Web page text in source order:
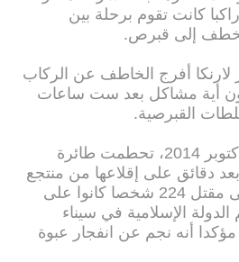
للطيران على متنها 55 راكبا كانت تقوم برحلة بين
للخطف إلى قبرص.
أفرج الخاطف عن الركاب
بدون أية مشاكل بعد ست ساعات
القبرصية.
وفي 31 تشرين الأول/أكتوبر 2014، تحطمت طائرة
سيناء بعد دقائق على إقلاعها من منتجع
شرم الشيخ مما أدى إلى مقتل 224 شخصا كانوا على
الإسلامية في سيناء
مؤكدا أنه نجم عن انفجار عبوة